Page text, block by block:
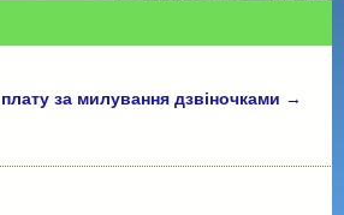
за милування дзвіночками →